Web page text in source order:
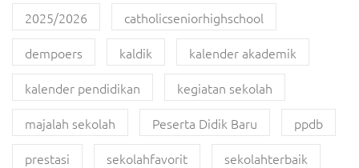
2025/2026
catholicseniorhighschool
dempoers
kaldik
kalender akademik
kalender pendidikan
kegiatan sekolah
majalah sekolah
Peserta Didik Baru
ppdb
prestasi
sekolahfavorit
sekolahterbaik